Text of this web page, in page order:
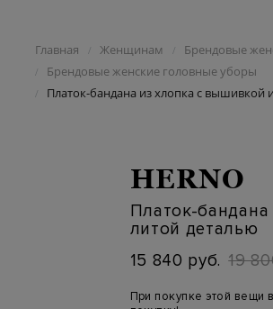
Главная / Женщинам / Брендовые
/ Брендовые женские головные уборы
/ Платок-бандана из хлопка с вышивкой
HERNO
Платок-
литой деталью
15 840 руб. 19
При покупке этой вещи